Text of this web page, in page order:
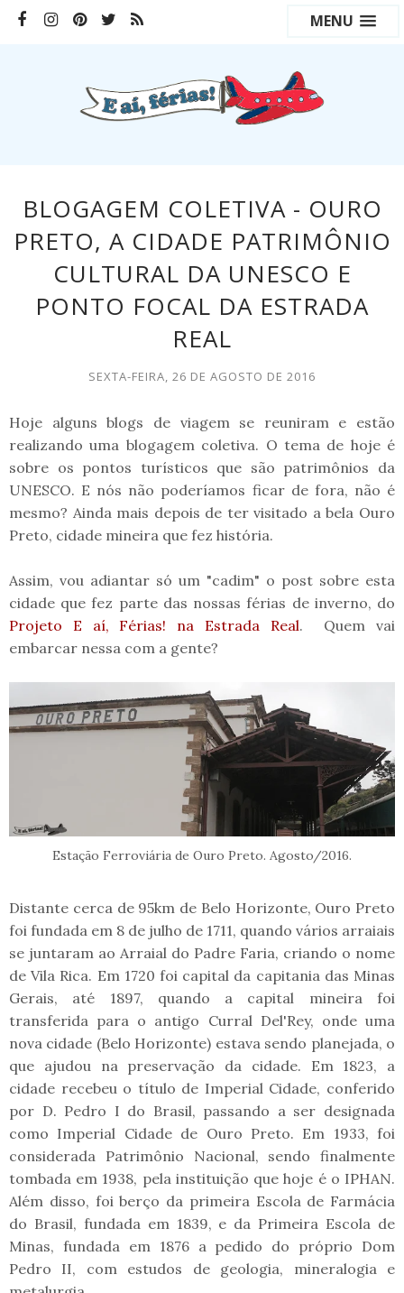
MENU
BLOGAGEM COLETIVA - OURO
PRETO, A CIDADE PATRIMÔNIO
CULTURAL DA UNESCO E
PONTO FOCAL DA ESTRADA
REAL
SEXTA-FEIRA, 26 DE AGOSTO DE 2016
Hoje alguns blogs de viagem se reuniram e estão
realizando uma blogagem coletiva. O tema de hoje é
sobre os pontos turísticos que são patrimônios da
UNESCO. E nós não poderíamos ficar de fora, não é
mesmo? Ainda mais depois de ter visitado a bela Ouro
Preto, cidade mineira que fez história.
Assim, vou adiantar só um "cadim" o post sobre esta
cidade que fez parte das nossas férias de inverno, do
Projeto E aí, Férias! na Estrada Real. Quem vai
embarcar nessa com a gente?
Estação Ferroviária de Ouro Preto. Agosto/2016.
Distante cerca de 95km de Belo Horizonte, Ouro Preto
foi fundada em 8 de julho de 1711, quando vários arraiais
se juntaram ao Arraial do Padre Faria, criando o nome
de Vila Rica. Em 1720 foi capital da capitania das Minas
Gerais, até 1897, quando a capital mineira foi
transferida para o antigo Curral Del'Rey, onde uma
nova cidade (Belo Horizonte) estava sendo planejada, o
que ajudou na preservação da cidade. Em 1823, a
cidade recebeu o título de Imperial Cidade, conferido
por D. Pedro I do Brasil, passando a ser designada
como Imperial Cidade de Ouro Preto. Em 1933, foi
considerada Patrimônio Nacional, sendo finalmente
tombada em 1938, pela instituição que hoje é o IPHAN.
Além disso, foi berço da primeira Escola de Farmácia
do Brasil, fundada em 1839, e da Primeira Escola de
Minas, fundada em 1876 a pedido do próprio Dom
Pedro II, com estudos de geologia, mineralogia e